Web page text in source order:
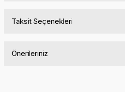
Taksit Seçenekleri
Önerileriniz